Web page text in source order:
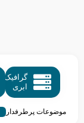
گرافیک
ابری
موضوعات پرطرفدار